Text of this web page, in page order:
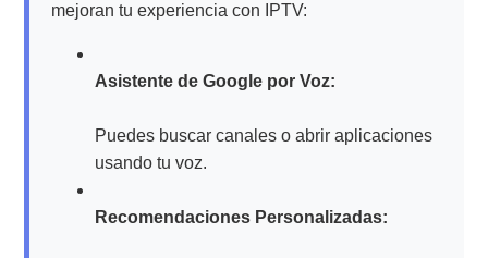
mejoran tu experiencia con IPTV:
Asistente de Google por Voz:
Puedes buscar canales o abrir aplicaciones
usando tu voz.
Recomendaciones Personalizadas: